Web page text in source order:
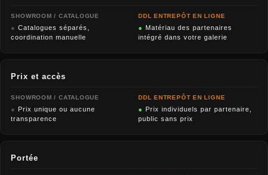
SHOWROOM / CATALOGUE
● Catalogues séparés,
coordination manuelle
DDL ENTREPÔT EN LIGNE
● Matériau des partenaires
intégré dans votre galerie
Prix et accès
SHOWROOM / CATALOGUE
●
Prix unique ou aucune
transparence
DDL ENTREPÔT EN LIGNE
●
Prix individuels par partenaire,
public sans prix
Portée